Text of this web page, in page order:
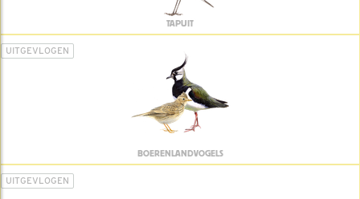
TAPUIT
UITGEVLOGEN
BOERENLANDVOGELS
UITGEVLOGEN